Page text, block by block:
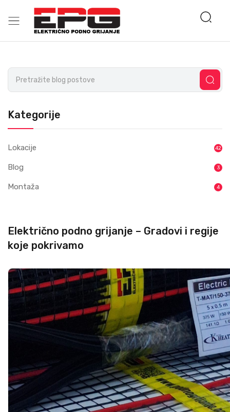
Električno podno grijanje – Gradovi i regije
koje pokrivamo
Kategorije
Lokacije 42
Blog 3
Montaža 4